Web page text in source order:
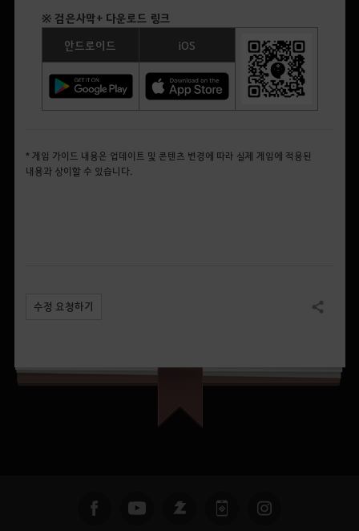
※ 검은사막+ 다운로드 링크
안드로이드 iOS
* 게임 가이드 내용은 업데이트 및 콘텐츠 변경에 따라 실제 게임에 적용된
내용과 상이할 수 있습니다.
수정 요청하기 공유하기